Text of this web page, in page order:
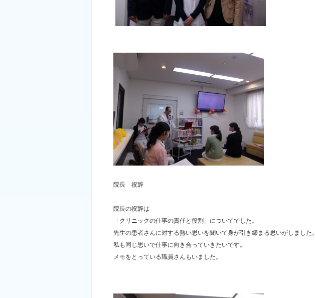
院長 祝辞
院長の祝辞は
「クリニックの仕事の責任と役割」についてでした。
先生の患者さんに対する熱い思いを聞いて身が引き締まる思いがしました。
私も同じ思いで仕事に向き合っていきたいです。
メモをとっている職員さんもいました。